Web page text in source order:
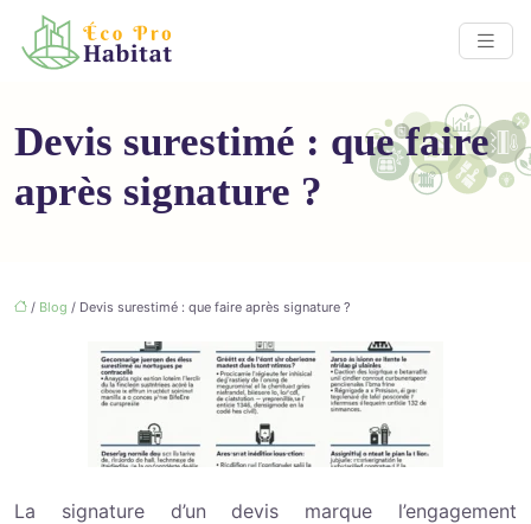
Devis surestimé : que faire
après signature ?
/ Blog / Devis surestimé : que faire après signature ?
La signature d’un devis marque l’engagement